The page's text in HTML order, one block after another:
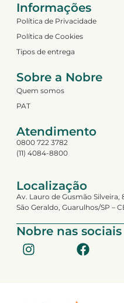
Informações
Política de Privacidade
Política de Cookies
Tipos de entrega
Sobre a Nobre
Quem somos
PAT
Atendimento
0800 722 3782
(11) 4084-8800
Localização
Av. Lauro de Gusmão Silveira,
São Geraldo, Guarulhos/SP –
Nobre nas sociais